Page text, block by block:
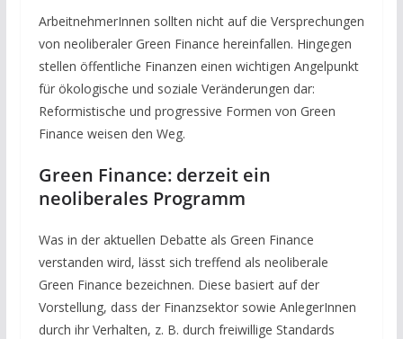
ArbeitnehmerInnen sollten nicht auf die Versprechungen
von neoliberaler Green Finance hereinfallen. Hingegen
stellen öffentliche Finanzen einen wichtigen Angelpunkt
für ökologische und soziale Veränderungen dar:
Reformistische und progressive Formen von Green
Finance weisen den Weg.
Green Finance: derzeit ein
neoliberales Programm
Was in der aktuellen Debatte als Green Finance
verstanden wird, lässt sich treffend als neoliberale
Green Finance bezeichnen. Diese basiert auf der
Vorstellung, dass der Finanzsektor sowie AnlegerInnen
durch ihr Verhalten, z. B. durch freiwillige Standards